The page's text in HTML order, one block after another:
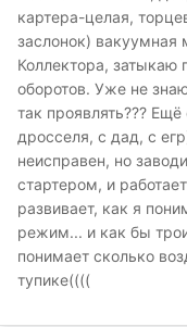
картера-целая,
заслонок) вакуумная
Коллектора, затыкаю
оборотов. Уже не
так проявлять???
дросселя, с дад, с
неисправен, но
стартером, и
развивает, как я
режим... и как бы
понимает сколько
тупике((((